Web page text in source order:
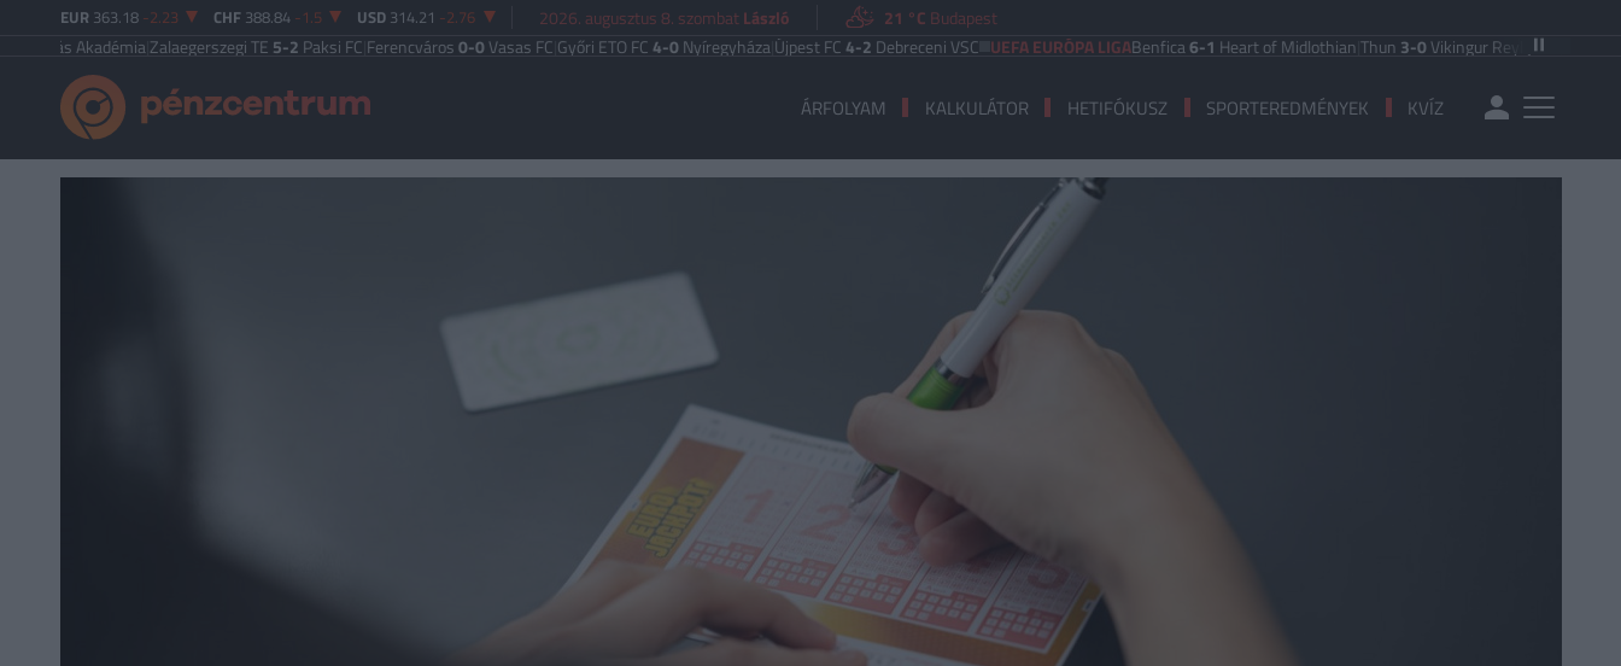
EUR 363.18 -2.23 CHF 388.84 -1.5 USD 314.21 -2.76 2026. augusztus 8. szombatLászló 21 °C Budapest
Akadémia|Zalaegerszegi TE5-2Paksi FC|Ferencváros0-0Vasas FC|Győri ETO FC4-0Nyíregyháza|Újpest FC4-2Debreceni VSC UEFA EURÓPA LIGABenfica6-1Heart of Midlothian|Thun3-0Vikingur Reykjavik|PAOK Saloniki
ÁRFOLYAM KALKULÁTOR HETIFÓKUSZ SPORTEREDMÉNYEK KVÍZ